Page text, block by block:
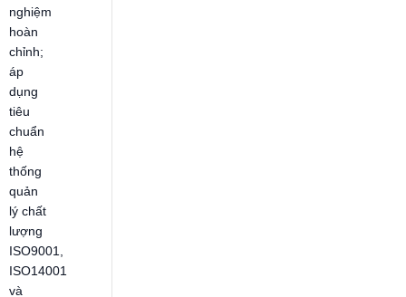
nghiệm
hoàn
chỉnh;
áp
dụng
tiêu
chuẩn
hệ
thống
quản
lý chất
lượng
ISO9001,
ISO14001
và